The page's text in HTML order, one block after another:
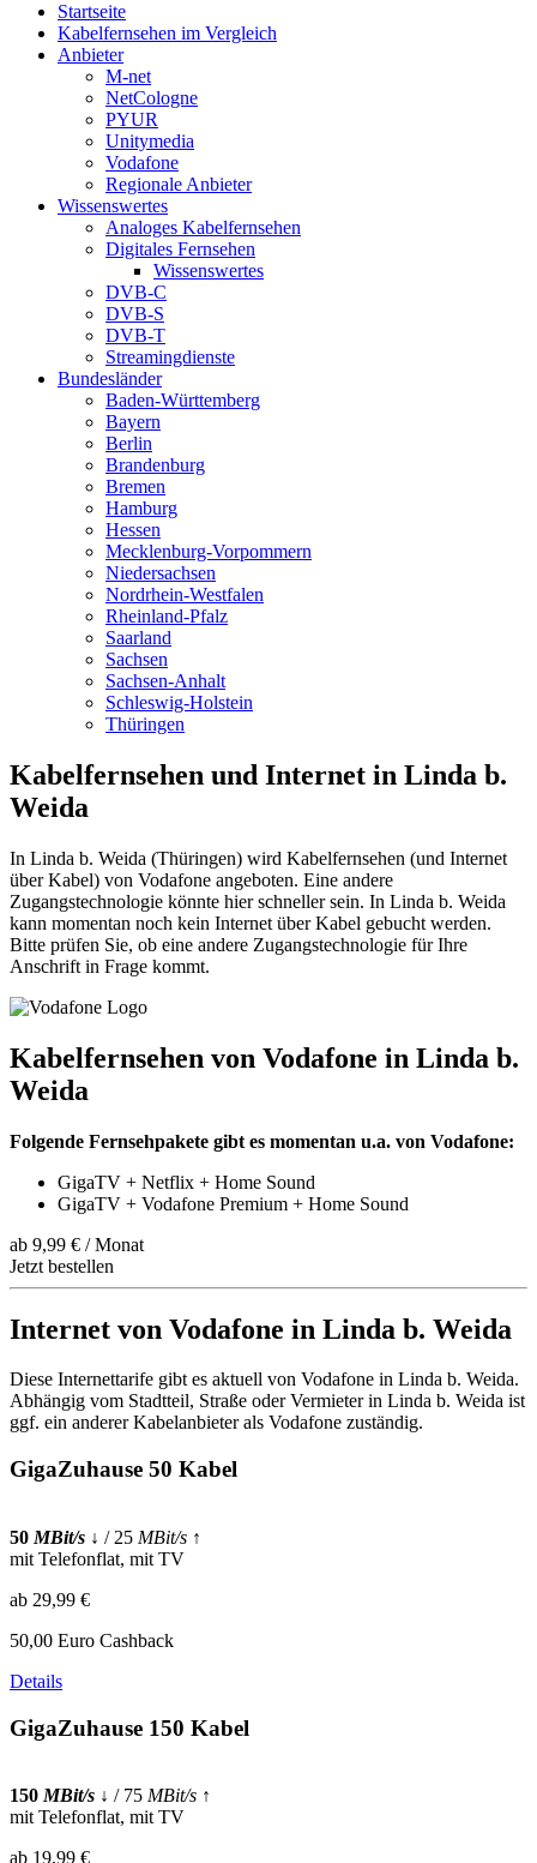
Startseite
Kabelfernsehen im Vergleich
Anbieter
M-net
NetCologne
PYUR
Unitymedia
Vodafone
Regionale Anbieter
Wissenswertes
Analoges Kabelfernsehen
Digitales Fernsehen
Wissenswertes
DVB-C
DVB-S
DVB-T
Streamingdienste
Bundesländer
Baden-Württemberg
Bayern
Berlin
Brandenburg
Bremen
Hamburg
Hessen
Mecklenburg-Vorpommern
Niedersachsen
Nordrhein-Westfalen
Rheinland-Pfalz
Saarland
Sachsen
Sachsen-Anhalt
Schleswig-Holstein
Thüringen
Kabelfernsehen und Internet in Linda b.
Weida
In Linda b. Weida (Thüringen) wird Kabelfernsehen (und Internet
über Kabel) von Vodafone angeboten. Eine andere
Zugangstechnologie könnte hier schneller sein. In Linda b. Weida
kann momentan noch kein Internet über Kabel gebucht werden.
Bitte prüfen Sie, ob eine andere Zugangstechnologie für Ihre
Anschrift in Frage kommt.
Kabelfernsehen von Vodafone in Linda b.
Weida
Folgende Fernsehpakete gibt es momentan u.a. von Vodafone:
GigaTV + Netflix + Home Sound
GigaTV + Vodafone Premium + Home Sound
ab 9,99 € / Monat
Jetzt bestellen
Internet von Vodafone in Linda b. Weida
Diese Internettarife gibt es aktuell von Vodafone in Linda b. Weida.
Abhängig vom Stadtteil, Straße oder Vermieter in Linda b. Weida ist
ggf. ein anderer Kabelanbieter als Vodafone zuständig.
GigaZuhause 50 Kabel
50 MBit/s ↓ / 25 MBit/s ↑
mit Telefonflat, mit TV
ab 29,99 €
50,00 Euro Cashback
Details
GigaZuhause 150 Kabel
150 MBit/s ↓ / 75 MBit/s ↑
mit Telefonflat, mit TV
ab 19,99 €